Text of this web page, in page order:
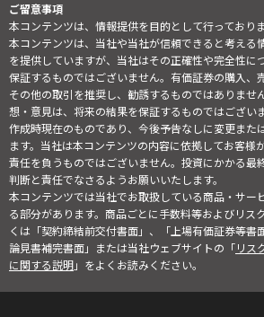
ご留意事項
本コンテンツは、情報提供を目的として行っておりま
本コンテンツは、当社や当社が信頼できると考える
を提供していますが、当社はその正確性や完全性に
保証するものではございません。有価証券の購入、
その他の取引を推奨し、勧誘するものではありませ
想・意見は、将来の結果を保証するものではござい
作成時現在のものであり、今後予告なしに変更また
ます。当社は本コンテンツの内容に依拠してお客様
責任を負うものではございません。投資にかかる最
判断と責任でなさるようお願いいたします。
本コンテンツでは当社でお取扱している商品・サー
る部分があります。商品ごとに手数料等およびリス
くは「契約締結前交付書面」、「上場有価証券等書
論見書補完書面」または当社ウェブサイトの「リス
に関する説明」をよくお読みください。